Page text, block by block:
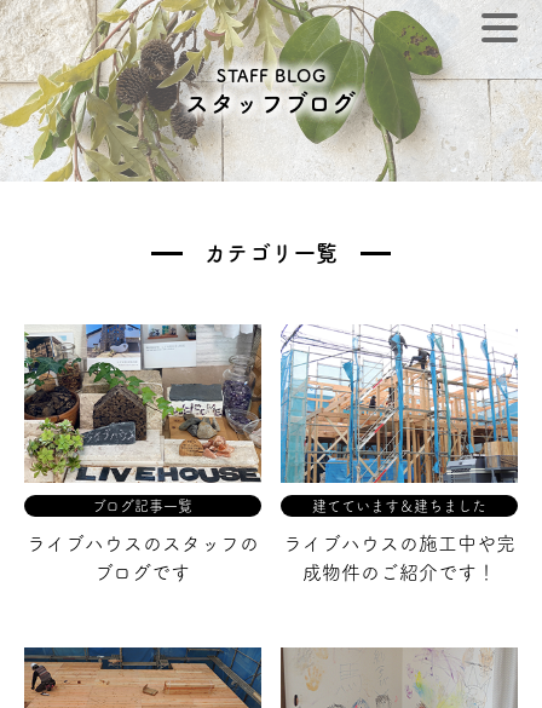
STAFF BLOG
スタッフブログ
カテゴリ一覧
ブログ記事一覧
ライブハウスのスタッフの
ブログです
建てています＆建ちました
ライブハウスの施工中や完
成物件の ご紹介です！